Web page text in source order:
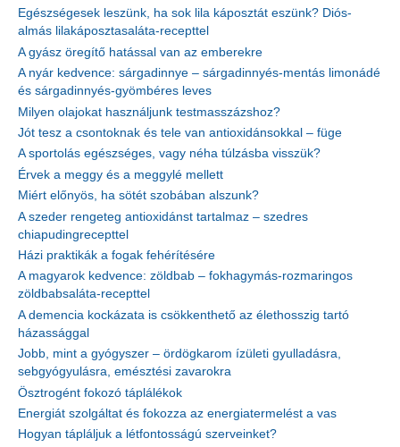
Egészségesek leszünk, ha sok lila káposztát eszünk? Diós-
almás lilakáposztasaláta-recepttel
A gyász öregítő hatással van az emberekre
A nyár kedvence: sárgadinnye – sárgadinnyés-mentás limonádé
és sárgadinnyés-gyömbéres leves
Milyen olajokat használjunk testmasszázshoz?
Jót tesz a csontoknak és tele van antioxidánsokkal – füge
A sportolás egészséges, vagy néha túlzásba visszük?
Érvek a meggy és a meggylé mellett
Miért előnyös, ha sötét szobában alszunk?
A szeder rengeteg antioxidánst tartalmaz – szedres
chiapudingrecepttel
Házi praktikák a fogak fehérítésére
A magyarok kedvence: zöldbab – fokhagymás-rozmaringos
zöldbabsaláta-recepttel
A demencia kockázata is csökkenthető az élethosszig tartó
házassággal
Jobb, mint a gyógyszer – ördögkarom ízületi gyulladásra,
sebgyógyulásra, emésztési zavarokra
Ösztrogént fokozó táplálékok
Energiát szolgáltat és fokozza az energiatermelést a vas
Hogyan tápláljuk a létfontosságú szerveinket?